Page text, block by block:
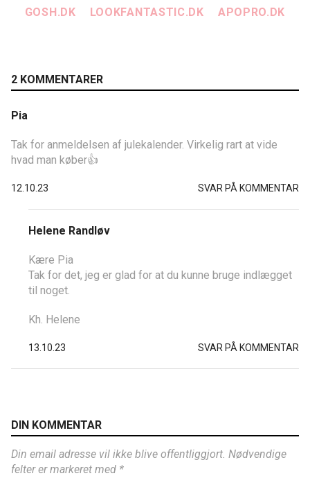
GOSH.DK
LOOKFANTASTIC.DK APOPRO.DK
2 KOMMENTARER
Pia
Tak for anmeldelsen af julekalender. Virkelig rart at vide
hvad man køber👍
12.10.23 SVAR PÅ KOMMENTAR
Helene Randløv
Kære Pia
Tak for det, jeg er glad for at du kunne bruge indlægget
til noget.
Kh. Helene
13.10.23 SVAR PÅ KOMMENTAR
DIN KOMMENTAR
Din email adresse vil ikke blive offentliggjort. Nødvendige
felter er markeret med *